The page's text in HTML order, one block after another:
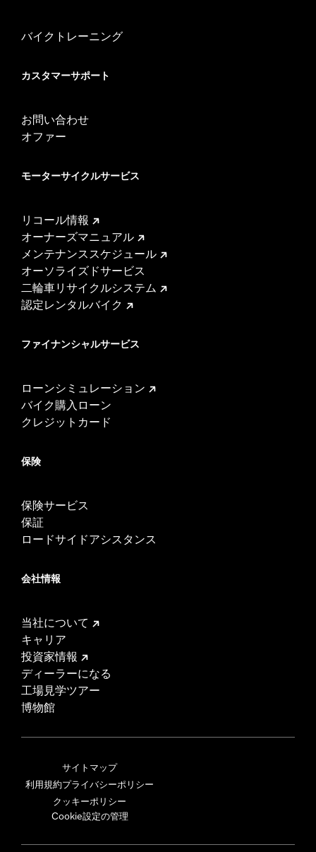
バイクトレーニング
カスタマーサポート
お問い合わせ
オファー
モーターサイクルサービス
リコール情報
オーナーズマニュアル
メンテナンススケジュール
オーソライズドサービス
二輪車リサイクルシステム
認定レンタルバイク
ファイナンシャルサービス
ローンシミュレーション
バイク購入ローン
クレジットカード
保険
保険サービス
保証
ロードサイドアシスタンス
会社情報
当社について
キャリア
投資家情報
ディーラーになる
工場見学ツアー
博物館
サイトマップ
利用規約プライバシーポリシー
クッキーポリシー
Cookie設定の管理